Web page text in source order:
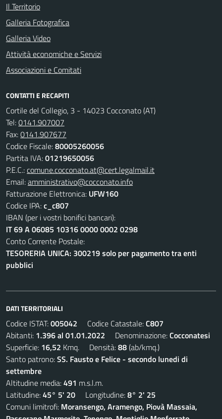
Il Territorio
Galleria Fotografica
Galleria Video
Attività economiche e Servizi
Associazioni e Comitati
CONTATTI E RECAPITI
Cortile del Collegio, 3 - 14023 Cocconato (AT)
Tel:0141.907007
Fax:0141.907677
Codice Fiscale:80005260056
Partita IVA:01219650056
P.E.C.:comune.cocconato.at@cert.legalmail.it
Email:amministrativo@cocconato.info
Fatturazione Elettronica: UFW160
Codice IPA:c_c807
IBAN (per i vostri bonifici bancari):
IT 69 A 06085 10316 0000 0002 0298
Conto Corrente Postale:
TESORERIA UNICA: 300219 solo per pagamento tra enti
pubblici
DATI TERRITORIALI
Codice ISTAT:005042 Codice Catastale:C807
Abitanti: 1.396 al 01.01.2022 Denominazione:Cocconatesi
Superficie: 16,52 Kmq. Densità:88(ab/kmq.)
Santo patrono:SS. Fausto e Felice - secondo lunedi di
settembre
Altitudine media:491 m.s.l.m.
Latitudine:45° 5' 20 Longitudine:8° 2' 25
Comuni limitrofi: Moransengo, Aramengo, Piovà Massaia,